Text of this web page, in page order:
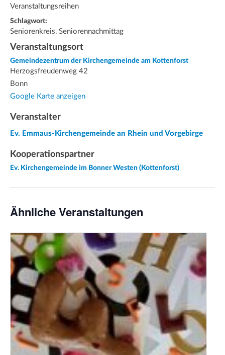
Veranstaltungsreihen
Schlagwort:
Seniorenkreis, Seniorennachmittag
Veranstaltungsort
Gemeindezentrum der Kirchengemeinde am Kottenforst
Herzogsfreudenweg 42
Bonn
Google Karte anzeigen
Veranstalter
Ev. Emmaus-Kirchengemeinde an Rhein und Vorgebirge
Kooperationspartner
Ev. Kirchengemeinde im Bonner Westen (Kottenforst)
Ähnliche Veranstaltungen